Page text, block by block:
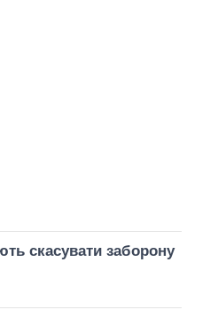
скасувати заборону